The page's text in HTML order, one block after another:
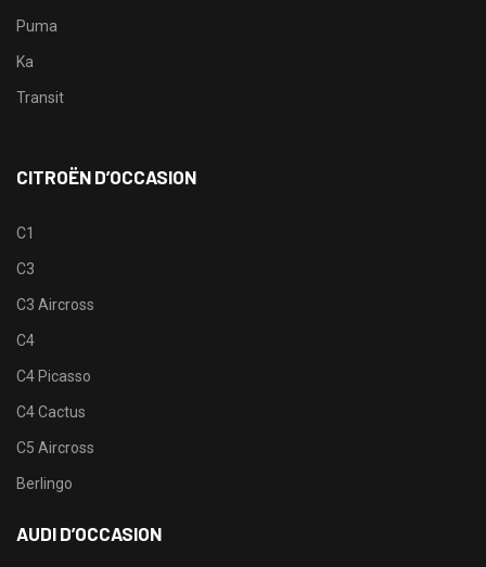
Puma
Ka
Transit
CITROËN D’OCCASION
C1
C3
C3 Aircross
C4
C4 Picasso
C4 Cactus
C5 Aircross
Berlingo
AUDI D’OCCASION